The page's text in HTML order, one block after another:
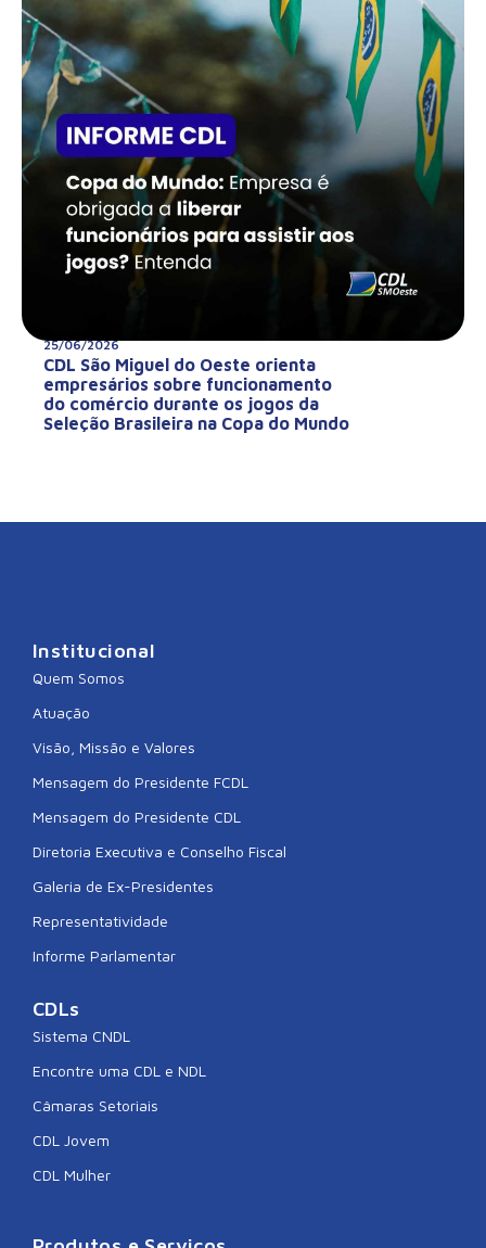
25/06/2026
CDL São Miguel do Oeste orienta
empresários sobre funcionamento
do comércio durante os jogos da
Seleção Brasileira na Copa do Mundo
Institucional
Quem Somos
Atuação
Visão, Missão e Valores
Mensagem do Presidente FCDL
Mensagem do Presidente CDL
Diretoria Executiva e Conselho Fiscal
Galeria de Ex-Presidentes
Representatividade
Informe Parlamentar
CDLs
Sistema CNDL
Encontre uma CDL e NDL
Câmaras Setoriais
CDL Jovem
CDL Mulher